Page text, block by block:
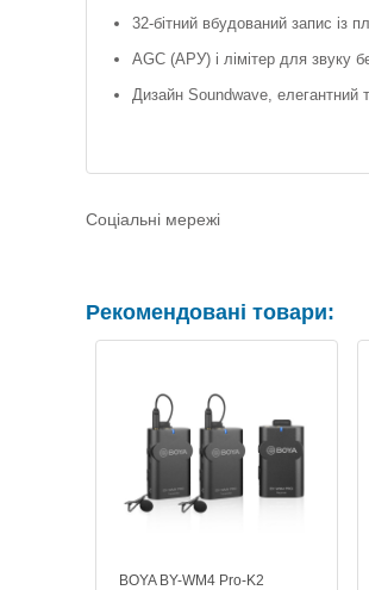
32-бітний вбудований запис із
AGC (АРУ) і лімітер для звуку
Дизайн Soundwave, елегантний
Соціальні мережі
Рекомендовані товари:
BOYA BY-WM4 Pro-K2